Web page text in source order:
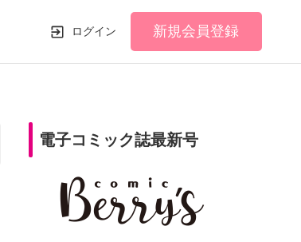
ログイン 新規会員登録
電子コミック誌最新号